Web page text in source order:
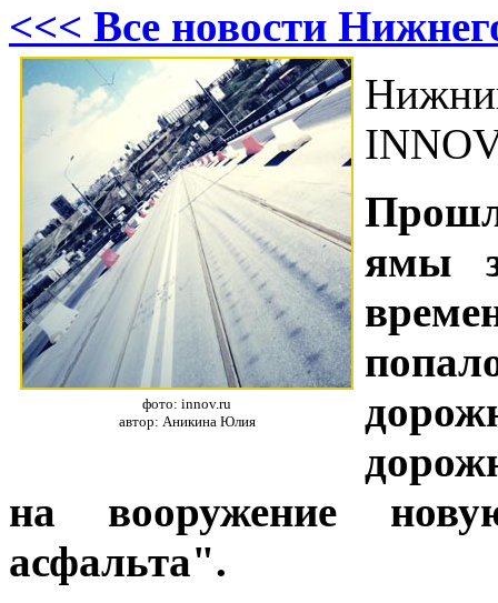
<<< Все новости
фото: innov.ru
автор: Аникина Юлия
ямы
на вооружение
асфальта".